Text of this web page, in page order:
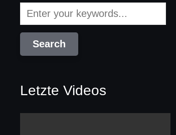
Letzte Videos